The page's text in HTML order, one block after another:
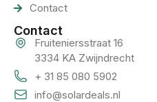
Contact
Contact
Fruiteniersstraat 16
3334 KA Zwijndrecht
+ 31 85 080 5902
info@solardeals.nl